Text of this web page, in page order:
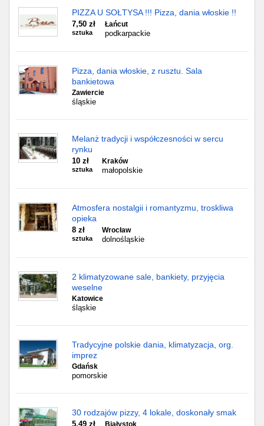
PIZZA U SOŁTYSA !!! Pizza, dania włoskie !!
7,50 zł
sztuka
Łańcut
podkarpackie
Pizza, dania włoskie, z rusztu. Sala
bankietowa
Zawiercie
śląskie
Melanż tradycji i współczesności w sercu
rynku
10 zł
sztuka
Kraków
małopolskie
Atmosfera nostalgii i romantyzmu, troskliwa
opieka
8 zł
sztuka
Wrocław
dolnośląskie
2 klimatyzowane sale, bankiety, przyjęcia
weselne
Katowice
śląskie
Tradycyjne polskie dania, klimatyzacja, org.
imprez
Gdańsk
pomorskie
30 rodzajów pizzy, 4 lokale, doskonały smak
5,49 zł Białystok